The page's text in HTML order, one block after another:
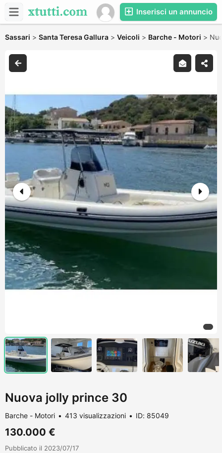
Inserisci un annuncio
Sassari > Santa Teresa Gallura > Veicoli > Barche - Motori >
Nuova jolly prince 30
Barche - Motori 413 visualizzazioni ID: 85049
130.000 €
Pubblicato il 2023/07/17